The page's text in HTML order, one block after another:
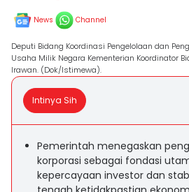
News Channel
Deputi Bidang Koordinasi Pengelolaan dan
Usaha Milik Negara Kementerian Koordinator
Irawan. (Dok/Istimewa).
Intinya Sih
Pemerintah menegaskan
korporasi sebagai fondasi
kepercayaan investor dan